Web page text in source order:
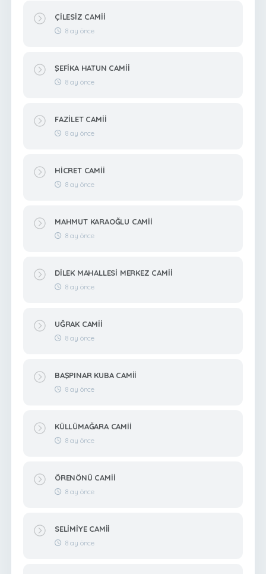
ÇİLESİZ CAMİİ
8 ay önce
ŞEFİKA HATUN CAMİİ
8 ay önce
FAZİLET CAMİİ
8 ay önce
HİCRET CAMİİ
8 ay önce
MAHMUT KARAOĞLU CAMİİ
8 ay önce
DİLEK MAHALLESİ MERKEZ CAMİİ
8 ay önce
UĞRAK CAMİİ
8 ay önce
BAŞPINAR KUBA CAMİİ
8 ay önce
KÜLLÜMAĞARA CAMİİ
8 ay önce
ÖRENÖNÜ CAMİİ
8 ay önce
SELİMİYE CAMİİ
8 ay önce